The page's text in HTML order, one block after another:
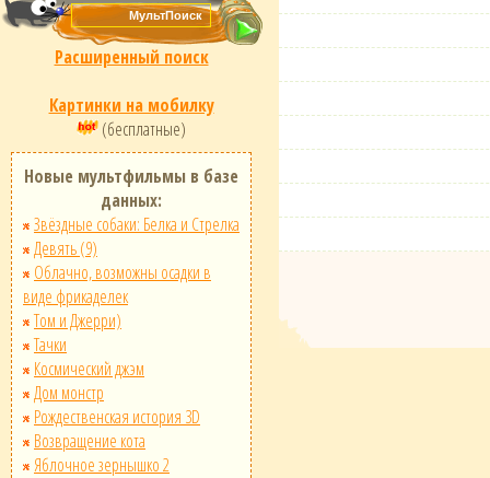
Расширенный поиск
Картинки на мобилку
(бесплатные)
Новые мультфильмы в базе
данных:
Звёздные собаки: Белка и Стрелка
Девять (9)
Облачно, возможны осадки в
виде фрикаделек
Том и Джерри)
Тачки
Космический джэм
Дом монстр
Рождественская история 3D
Возвращение кота
Яблочное зернышко 2